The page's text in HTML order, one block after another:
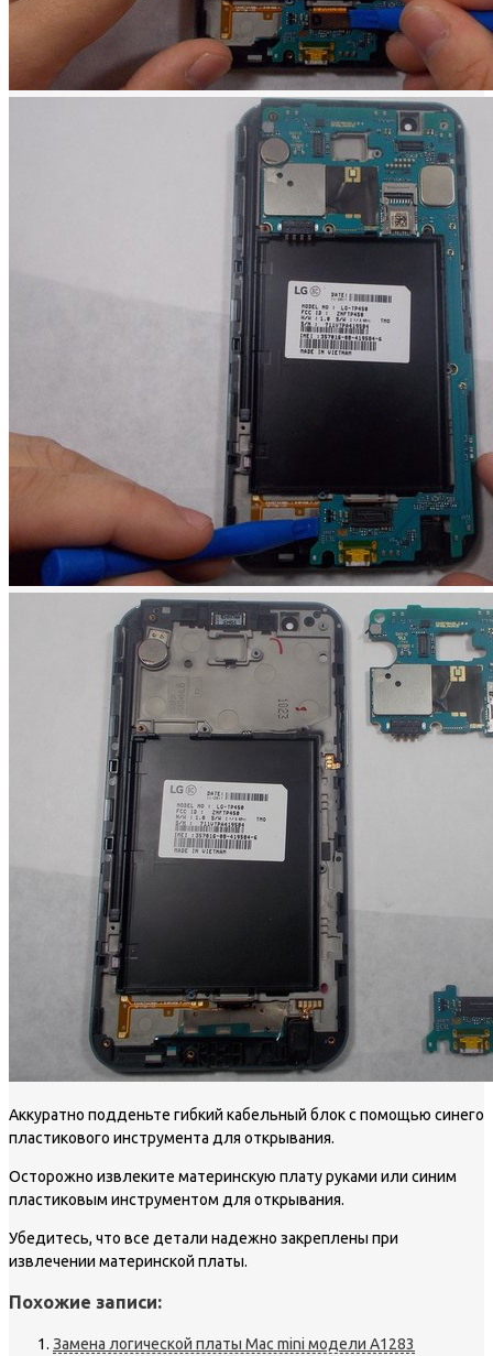
Аккуратно подденьте гибкий кабельный блок с помощью синего
пластикового инструмента для открывания.
Осторожно извлеките материнскую плату руками или синим
пластиковым инструментом для открывания.
Убедитесь, что все детали надежно закреплены при
извлечении материнской платы.
Похожие записи:
Замена логической платы Mac mini модели A1283